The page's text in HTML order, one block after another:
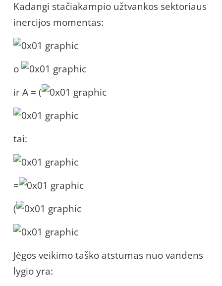
Kadangi stačiakampio užtvankos sektoriaus
inercijos momentas:
o
ir A = (
tai:
=
(
Jėgos veikimo taško atstumas nuo vandens
lygio yra: